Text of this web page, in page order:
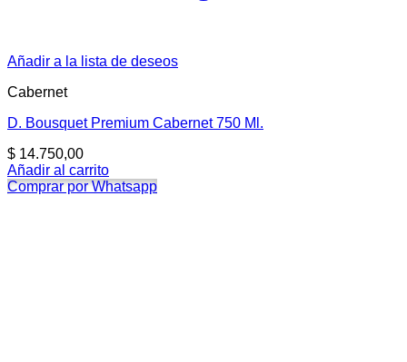
Añadir a la lista de deseos
Cabernet
D. Bousquet Premium Cabernet 750 Ml.
$ 14.750,00
Añadir al carrito
Comprar por Whatsapp